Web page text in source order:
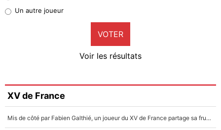
9%
Faris Moumbagna
4%
Un autre joueur
Un autre joueur
VOTER
Voir les résultats
XV de France
Mis de côté par Fabien Galthié, un joueur du XV de France partage sa frustration : «ils ne me l’ont pas dit tout de suite»